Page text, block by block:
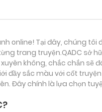
online! Tại đây, chúng
trang truyện.QADC sở
không, chắc chắn sẽ
đầy sắc màu với cốt
Đây chính là lựa chọn